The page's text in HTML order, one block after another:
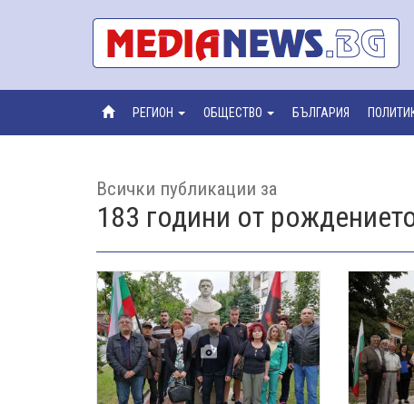
РЕГИОН ОБЩЕСТВО БЪЛГАРИЯ
Всички публикации за
183 години от